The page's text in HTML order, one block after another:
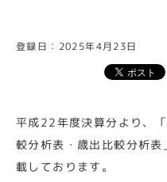
登録日：2025年4月23日
平成22年度決算分より、
較分析表・歳出比較分析
載しております。